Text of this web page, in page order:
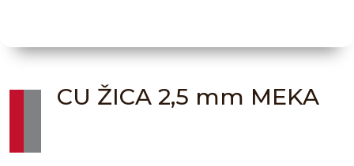
CU ŽICA 2,5 mm MEKA